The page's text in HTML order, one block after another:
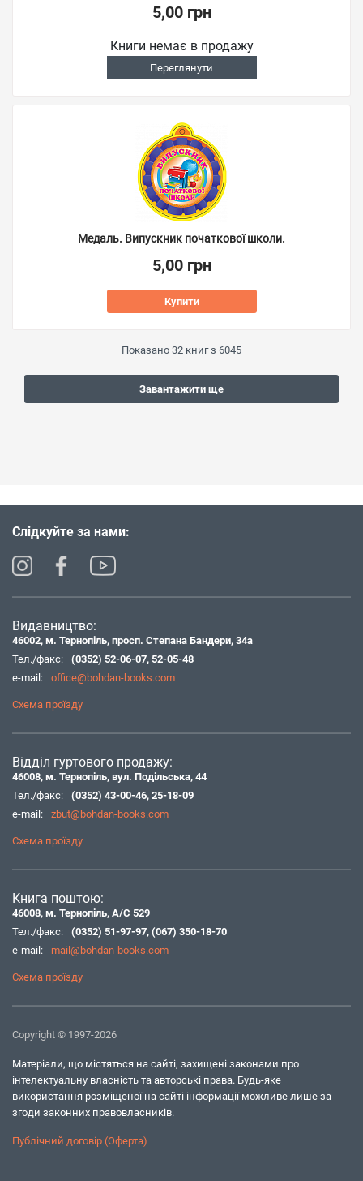
5,00 грн
Книги немає в продажу
Переглянути
Медаль. Випускник початкової школи.
5,00 грн
Купити
Показано 32 книг з 6045
Завантажити ще
Слідкуйте за нами:
Видавництво:
46002, м. Тернопіль, просп. Степана Бандери, 34а
Тел./факс:
(0352) 52-06-07, 52-05-48
e-mail:
office@bohdan-books.com
Схема проїзду
Відділ гуртового продажу:
46008, м. Тернопіль, вул. Подільська, 44
Тел./факс:
(0352) 43-00-46, 25-18-09
e-mail:
zbut@bohdan-books.com
Схема проїзду
Книга поштою:
46008, м. Тернопіль, А/С 529
Тел./факс:
(0352) 51-97-97, (067) 350-18-70
e-mail:
mail@bohdan-books.com
Схема проїзду
Copyright © 1997-2026
Матеріали, що містяться на сайті, захищені законами про
інтелектуальну власність та авторські права. Будь-яке
використання розміщеної на сайті інформації можливе лише за
згоди законних правовласників.
Публічний договір (Оферта)